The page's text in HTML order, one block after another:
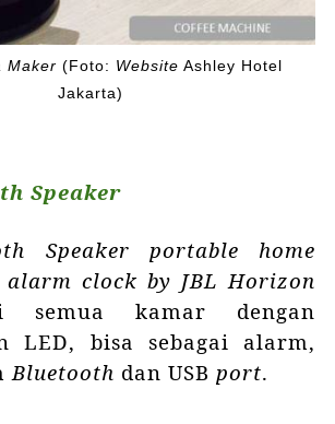
Maker (Foto: Website Ashley Hotel
Jakarta)
Speaker
Speaker
portable home
alarm clock by JBL Horizon
semua kamar dengan
LED, bisa sebagai alarm,
Bluetooth dan USB port.